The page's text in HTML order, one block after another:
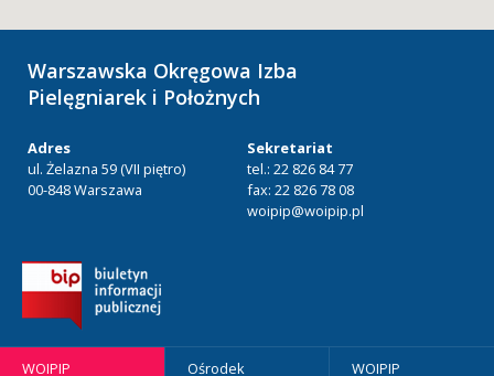
Warszawska Okręgowa Izba
Pielęgniarek i Położnych
Adres
ul. Żelazna 59 (VII piętro)
00-848 Warszawa
Sekretariat
tel.: 22 826 84 77
fax: 22 826 78 08
woipip@woipip.pl
WOIPIP Ośrodek WOIPIP